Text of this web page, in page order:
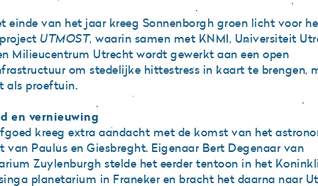
einde van het jaar kreeg Sonnenborgh groen licht voor
UTMOST, waarin samen met KNMI, Universiteit
Milieucentrum Utrecht wordt gewerkt aan een open
om stedelijke hittestress in kaart te brengen,
als proeftuin.
en vernieuwing
kreeg extra aandacht met de komst van het
van Paulus en Giesbreght. Eigenaar Bert Degenaar van
Zuylenburgh stelde het eerder tentoon in het
planetarium in Franeker en bracht het daarna naar